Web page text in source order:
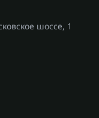
контентом и
шоссе, 1